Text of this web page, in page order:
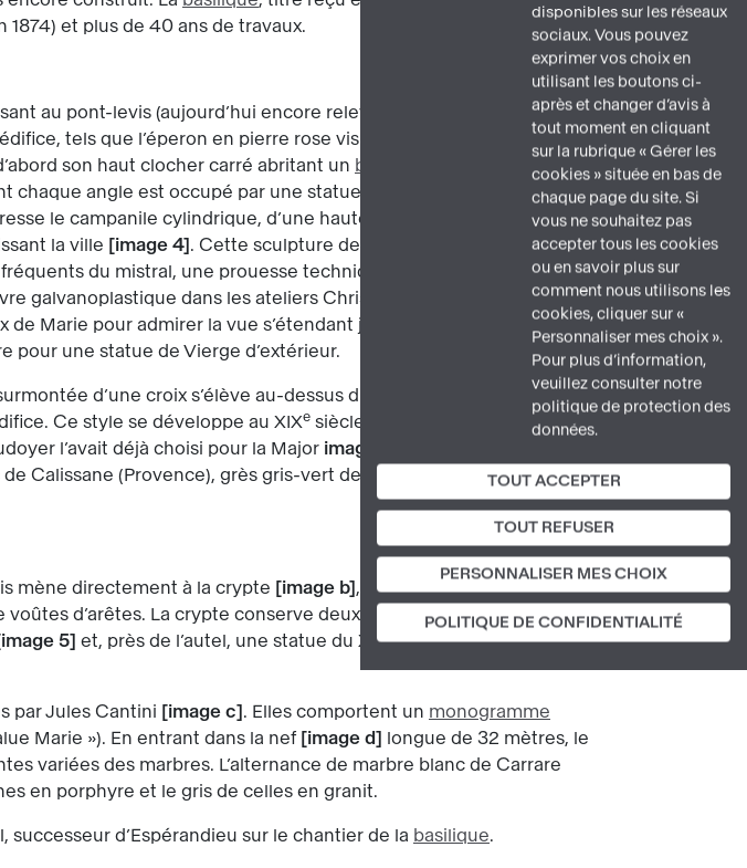
disponibles sur les réseaux
sociaux. Vous pouvez
exprimer vos choix en
utilisant les boutons ci-
après et changer d’avis à
tout moment en cliquant
sur la rubrique « Gérer les
cookies » située en bas de
chaque page du site. Si
vous ne souhaitez pas
accepter tous les cookies
ou en savoir plus sur
comment nous utilisons les
cookies, cliquer sur «
Personnaliser mes choix ».
Pour plus d’information,
veuillez consulter notre
politique de protection des
données.
TOUT ACCEPTER
TOUT REFUSER
PERSONNALISER MES CHOIX
POLITIQUE DE CONFIDENTIALITÉ
1874) et plus de 40 ans de travaux.
au pont-levis (aujourd’hui encore relevé chaque soir) de l’ancien
tels que l’éperon en pierre rose visible à son angle ouest.
son haut clocher carré abritant un bourdon
angle est occupé par une statue d’ange sonnant de la
le campanile cylindrique, d’une hauteur de 12,50 mètres,
la ville image 4 . Cette sculpture de 9,70 mètres de haut et
du mistral, une prouesse technique due au talent
galvanoplastique dans les ateliers Christofle de Paris, puis dorée à
de Marie pour admirer la vue s’étendant jusqu’à la mer. Cette statue
pour une statue de Vierge d’extérieur.
d’une croix s’élève au-dessus du
; par sa forme,
Ce style se développe au XIXe siècle, notamment pour des
l’avait déjà choisi pour la Major image 3
Calissane (Provence), grès gris-vert de Golfalina (Toscane) ou
mène directement à la crypte image b , église basse taillée dans le
d’arêtes. La crypte conserve deux sculptures déjà présentes
image 5 et, près de l’autel, une statue du XVIII siècle, la « Vierge au
par Jules Cantini image c . Elles comportent un monogramme
Marie »). En entrant dans la nef image d
longue de 32 mètres, le
variées des marbres. L’alternance de marbre blanc de Carrare
en porphyre et le gris de celles en granit.
d’Espérandieu sur le chantier de la basilique.